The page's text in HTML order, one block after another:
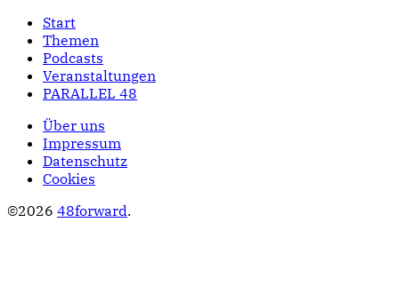
Start
Themen
Podcasts
Veranstaltungen
PARALLEL 48
Über uns
Impressum
Datenschutz
Cookies
©2026 48forward.